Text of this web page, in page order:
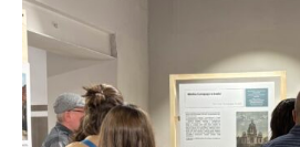
plików
dźwiękowych